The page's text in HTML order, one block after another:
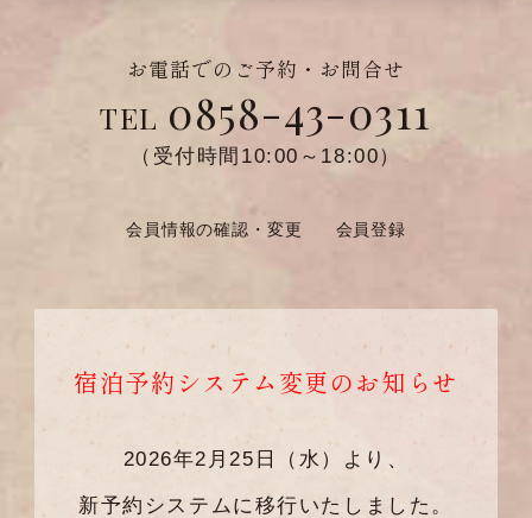
お電話でのご予約・お問合せ
TEL 0858-43-0311
（受付時間10:00～18:00）
会員情報の確認・変更 会員登録
宿泊予約システム変更のお知らせ
2026年2月25日（水）より、
新予約システムに移行いたしました。